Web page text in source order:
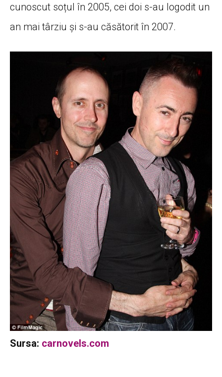
cunoscut soțul în 2005, cei doi s-au logodit un
an mai târziu și s-au căsătorit în 2007.
Sursa: carnovels.com